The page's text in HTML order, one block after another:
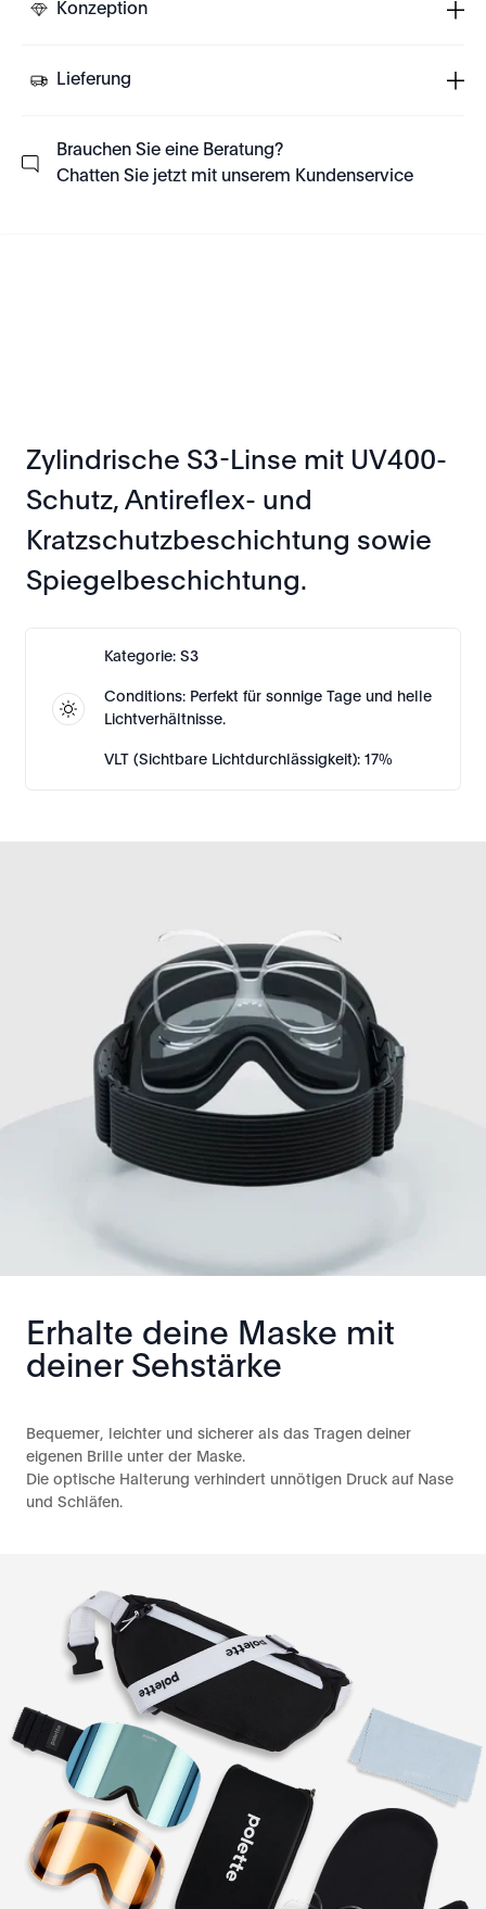
Konzeption
Lieferung
Brauchen Sie eine Beratung?
Chatten Sie jetzt mit unserem Kundenservice
Zylindrische S3-Linse mit UV400-
Schutz, Antireflex- und
Kratzschutzbeschichtung sowie
Spiegelbeschichtung.
Kategorie: S3
Conditions: Perfekt für sonnige Tage und helle
Lichtverhältnisse.
VLT (Sichtbare Lichtdurchlässigkeit): 17%
Erhalte deine Maske mit
deiner Sehstärke
Bequemer, leichter und sicherer als das Tragen deiner
eigenen Brille unter der Maske.
Die optische Halterung verhindert unnötigen Druck auf Nase
und Schläfen.